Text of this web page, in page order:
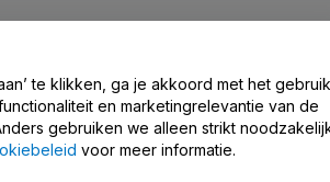
/ Neem Contact Met Ons Op
te klikken, ga je akkoord met het gebruik
en marketingrelevantie van de
gebruiken we alleen strikt
voor meer informatie.